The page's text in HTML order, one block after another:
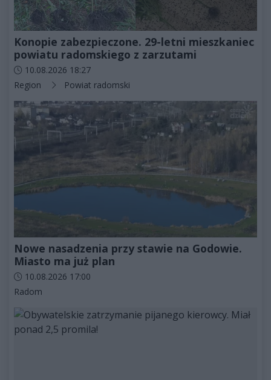
Konopie zabezpieczone. 29-letni mieszkaniec
powiatu radomskiego z zarzutami
Data dodania artykułu:
10.08.2026 18:27
Kategorie artykułu:
Region Powiat radomski
Nowe nasadzenia przy stawie na Godowie.
Miasto ma już plan
Data dodania artykułu:
10.08.2026 17:00
Kategorie artykułu:
Radom